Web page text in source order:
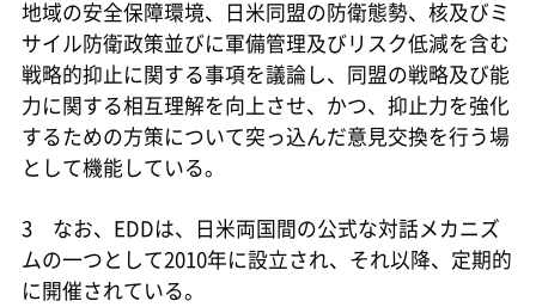
地域の安全保障環境、日米同盟の防衛態勢、核及びミ
サイル防衛政策並びに軍備管理及びリスク低減を含む
戦略的抑止に関する事項を議論し、同盟の戦略及び能
力に関する相互理解を向上させ、かつ、抑止力を強化
するための方策について突っ込んだ意見交換を行う場
として機能している。
3 なお、EDDは、日米両国間の公式な対話メカニズ
ムの一つとして2010年に設立され、それ以降、定期的
に開催されている。